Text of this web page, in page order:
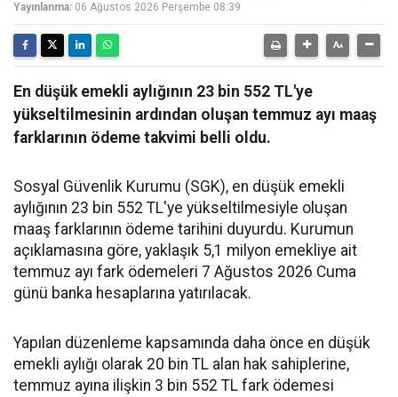
Yayınlanma: 06 Ağustos 2026 Perşembe 08:39
En düşük emekli aylığının 23 bin 552 TL'ye
yükseltilmesinin ardından oluşan temmuz ayı maaş
farklarının ödeme takvimi belli oldu.
Sosyal Güvenlik Kurumu (SGK), en düşük emekli
aylığının 23 bin 552 TL'ye yükseltilmesiyle oluşan
maaş farklarının ödeme tarihini duyurdu. Kurumun
açıklamasına göre, yaklaşık 5,1 milyon emekliye ait
temmuz ayı fark ödemeleri 7 Ağustos 2026 Cuma
günü banka hesaplarına yatırılacak.
Yapılan düzenleme kapsamında daha önce en düşük
emekli aylığı olarak 20 bin TL alan hak sahiplerine,
temmuz ayına ilişkin 3 bin 552 TL fark ödemesi